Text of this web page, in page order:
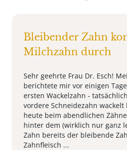
Bleibender Zahn
Milchzahn durch
Sehr geehrte Frau Dr. Esch!
berichtete mir vor einigen
ersten Wackelzahn -
vordere Schneidezahn
heute beim abendlichen
hinter dem (wirklich nur ganz
Zahn bereits der bleibende
Zahnfleisch ...